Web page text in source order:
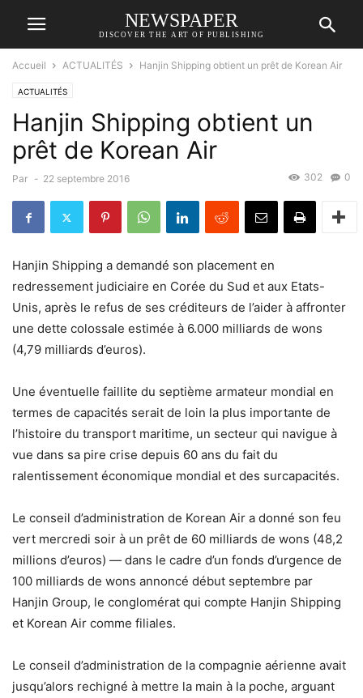
NEWSPAPER
DISCOVER THE ART OF PUBLISHING
Accueil ACTUALITÉS Hanjin Shipping obtient un prêt de Korean Air
ACTUALITÉS
Hanjin Shipping obtient un
prêt de Korean Air
Par - 22 septembre 2016 0
302
Hanjin Shipping a demandé son placement en
redressement judiciaire en Corée du Sud et aux Etats-
Unis, après le refus de ses créditeurs de l’aider à affronter
une dette colossale estimée à 6.000 milliards de wons
(4,79 milliards d’euros).
Une éventuelle faillite du septième armateur mondial en
termes de capacités serait de loin la plus importante de
l’histoire du transport maritime, un secteur qui navigue à
vue dans sa pire crise depuis 60 ans du fait du
ralentissement économique mondial et des surcapacités.
Le conseil d’administration de Korean Air a donné son feu
vert mercredi soir à un prêt de 60 milliards de wons (48,2
millions d’euros) — dans le cadre d’un fonds d’urgence de
100 milliards de wons annoncé début septembre par
Hanjin Group, le conglomérat qui compte Hanjin Shipping
et Korean Air comme filiales.
Le conseil d’administration de la compagnie aérienne avait
jusqu’alors rechigné à mettre la main à la poche, arguant